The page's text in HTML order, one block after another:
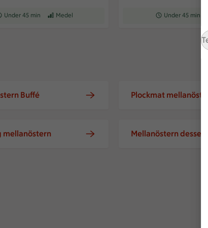
tar Under 45 min att tillaga
Under 45 min Receptet har Medel svårighetsgrad
Medel Receptet tar Under
Under 45 min
Buffé Plockmat
mellanöstern Mellanöstern dessert